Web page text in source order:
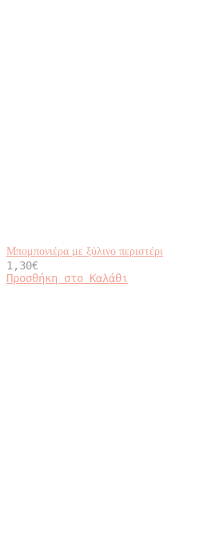
Μπομπονιέρα με ξύλινο περιστέρι
1,30€
Προσθήκη στο Καλάθι